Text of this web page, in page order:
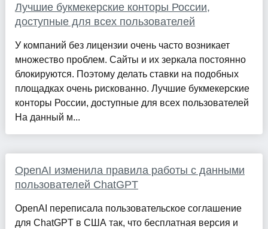
Лучшие букмекерские конторы России,
доступные для всех пользователей
У компаний без лицензии очень часто возникает
множество проблем. Сайты и их зеркала постоянно
блокируются. Поэтому делать ставки на подобных
площадках очень рискованно. Лучшие букмекерские
конторы России, доступные для всех пользователей
На данный м...
OpenAI изменила правила работы с данными
пользователей ChatGPT
OpenAI переписала пользовательское соглашение
для ChatGPT в США так, что бесплатная версия и